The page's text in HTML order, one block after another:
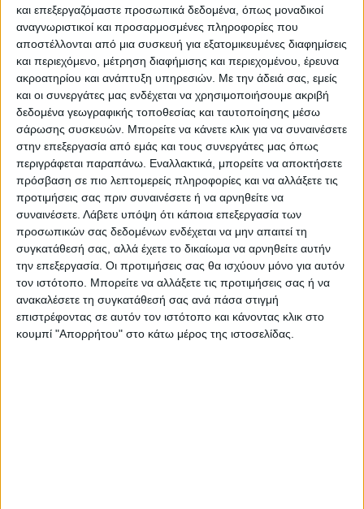
και επεξεργαζόμαστε προσωπικά δεδομένα, όπως μοναδικοί
αναγνωριστικοί και προσαρμοσμένες πληροφορίες που
αποστέλλονται από μια συσκευή για εξατομικευμένες διαφημίσεις
και περιεχόμενο, μέτρηση διαφήμισης και περιεχομένου, έρευνα
ακροατηρίου και ανάπτυξη υπηρεσιών. Με την άδειά σας, εμείς
και οι συνεργάτες μας ενδέχεται να χρησιμοποιήσουμε ακριβή
δεδομένα γεωγραφικής τοποθεσίας και ταυτοποίησης μέσω
σάρωσης συσκευών. Μπορείτε να κάνετε κλικ για να συναινέσετε
στην επεξεργασία από εμάς και τους συνεργάτες μας όπως
περιγράφεται παραπάνω. Εναλλακτικά, μπορείτε να αποκτήσετε
πρόσβαση σε πιο λεπτομερείς πληροφορίες και να αλλάξετε τις
προτιμήσεις σας πριν συναινέσετε ή να αρνηθείτε να
συναινέσετε. Λάβετε υπόψη ότι κάποια επεξεργασία των
προσωπικών σας δεδομένων ενδέχεται να μην απαιτεί τη
συγκατάθεσή σας, αλλά έχετε το δικαίωμα να αρνηθείτε αυτήν
την επεξεργασία. Οι προτιμήσεις σας θα ισχύουν μόνο για αυτόν
τον ιστότοπο. Μπορείτε να αλλάξετε τις προτιμήσεις σας ή να
ανακαλέσετε τη συγκατάθεσή σας ανά πάσα στιγμή
επιστρέφοντας σε αυτόν τον ιστότοπο και κάνοντας κλικ στο
κουμπί "Απορρήτου" στο κάτω μέρος της ιστοσελίδας.
ΠΑΡΟΜΟΙΑ ΑΡΘΡΑ
ΕΛΛΑΔΑ